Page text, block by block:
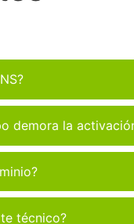
demora la
técnico?